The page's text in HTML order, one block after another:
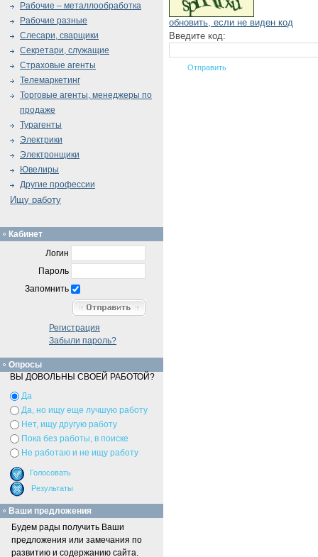
обновить, если не виден код
Введите код:
Рабочие – металлообработка
Рабочие разные
Слесари, сварщики
Секретари, служащие
Страховые агенты
Телемаркетинг
Торговые агенты, менеджеры по
продаже
Турагенты
Электрики
Электронщики
Ювелиры
Другие профессии
Ищу работу
Кабинет
Логин
Пароль
Запомнить
Регистрация
Забыли пароль?
Опросы
ВЫ ДОВОЛЬНЫ СВОЕЙ РАБОТОЙ?
Да
Да, но ищу еще лучшую работу
Нет, ищу другую работу
Пока без работы, в поиске
Не работаю и не ищу работу
Ваши предложения
Будем рады получить Ваши
предложения или замечания по
развитию и содержанию сайта.